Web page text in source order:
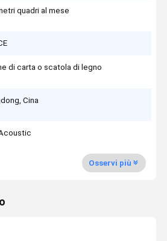
quadri al mese
di carta o scatola di legno
Cina
Osservi più